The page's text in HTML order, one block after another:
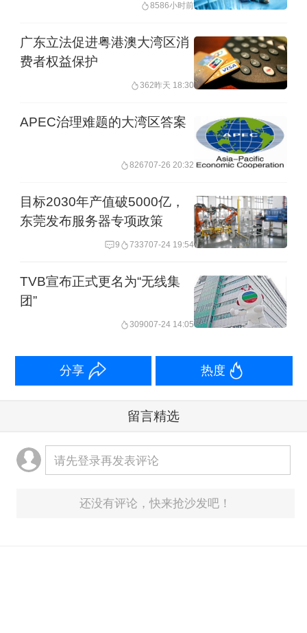
8586小时前
广东立法促进粤港澳大湾区消
费者权益保护
362昨天 18:30
APEC治理难题的大湾区答案
826707-26 20:32
目标2030年产值破5000亿，
东莞发布服务器专项政策
9 733707-24 19:54
TVB宣布正式更名为“无线集
团”
309007-24 14:05
分享 热度
留言精选
请先登录再发表评论
还没有评论，快来抢沙发吧！